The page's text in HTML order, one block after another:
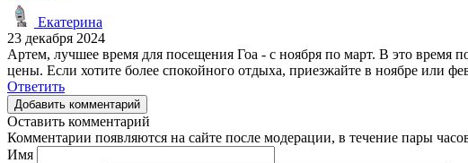
Екатерина
23 декабря 2024
Артем, лучшее время для посещения Гоа - с ноября по март. В это время
цены. Если хотите более спокойного отдыха, приезжайте в ноябре или
Ответить
Добавить комментарий
Оставить комментарий
Комментарии появляются на сайте после модерации, в течение пары
Имя